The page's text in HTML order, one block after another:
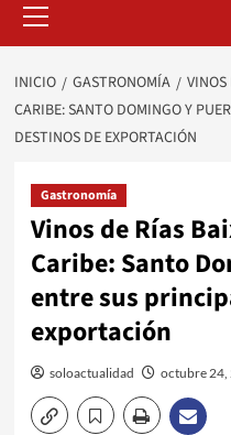
principal
INICIO GASTRONOMÍA
VINOS
CARIBE: SANTO DOMINGO Y
DESTINOS DE EXPORTACIÓN
Gastronomía
Vinos de Rías
Caribe: Santo
entre sus
exportación
soloactualidad octubre 24,